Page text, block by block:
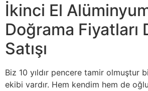
İkinci El
Doğrama Fiyatları
Satışı
Biz 10 yıldır pencere tamir olmuştur
ekibi vardır. Hem kendim hem de